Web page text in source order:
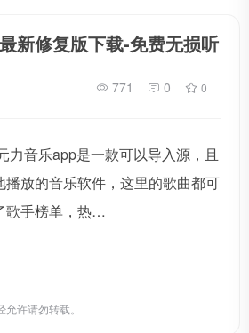
新修复版下载-免费无损听
771 0 0
力音乐app是一款可以导入源，且
放的音乐软件，这里的歌曲都可
歌手榜单，热…
许请勿转载。